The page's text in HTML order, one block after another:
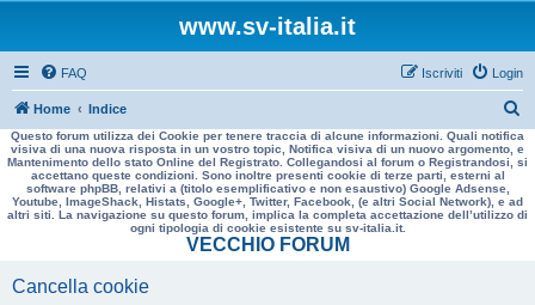
www.sv-italia.it
FAQ Login
Iscriviti
Home Indice
e
r
a
Questo forum utilizza dei Cookie per tenere traccia di alcune informazioni. Quali notifica
visiva di una nuova risposta in un vostro topic, Notifica visiva di un nuovo argomento, e
Mantenimento dello stato Online del Registrato. Collegandosi al forum o Registrandosi, si
accettano queste condizioni. Sono inoltre presenti cookie di terze parti, esterni al
software phpBB, relativi a (titolo esemplificativo e non esaustivo) Google Adsense,
Youtube, ImageShack, Histats, Google+, Twitter, Facebook, (e altri Social Network), e ad
altri siti. La navigazione su questo forum, implica la completa accettazione dell’utilizzo di
ogni tipologia di cookie esistente su sv-italia.it.
VECCHIO FORUM
Cancella cookie